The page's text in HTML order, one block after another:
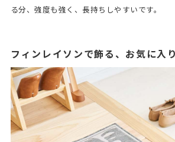
る分、強度も強く、長持ちしやすいです。
フィンレイソンで飾る、お気に入